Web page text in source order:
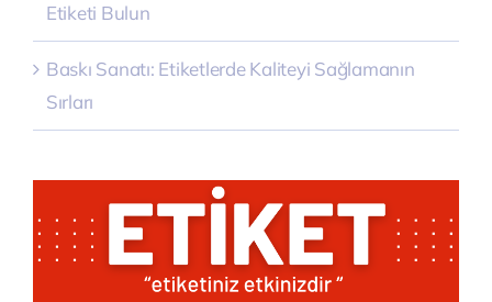
Etiketi Bulun
Baskı Sanatı: Etiketlerde Kaliteyi Sağlamanın
Sırları